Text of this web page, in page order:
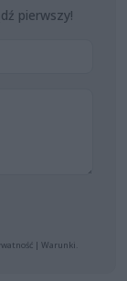
pierwszy!
| Warunki